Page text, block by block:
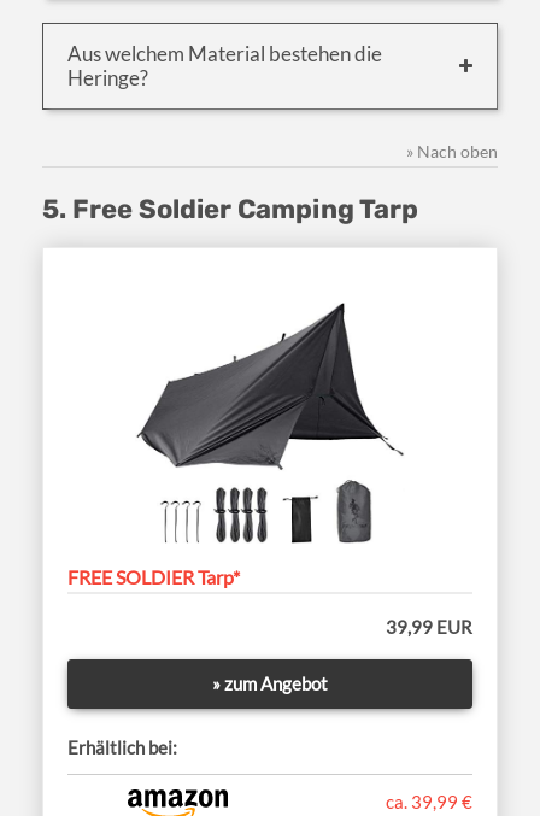
Aus welchem Material bestehen die
Heringe?
» Nach oben
5. Free Soldier Camping Tarp
FREE SOLDIER Tarp*
39,99 EUR
» zum Angebot
Erhältlich bei:
ca. 39,99 €